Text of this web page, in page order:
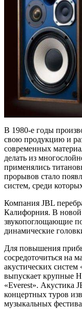
В 1980-е годы
свою продукцию и
современных
делать из
применялись
прорывов стало
систем, среди
Компания JBL
Калифорния. В новой
звукопоглощающие
динамические
Для повышения
сосредоточиться на
акустических
выпускает крупные
«Everest». Акустика
концертных туров
музыкальных